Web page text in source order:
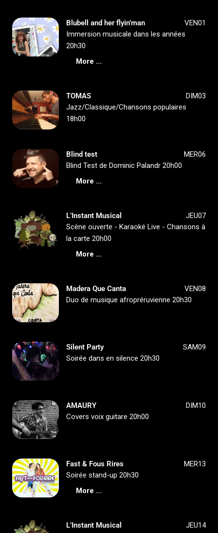
Blubell and her flyin’man
VEN01
Immersion musicale dans les années
20h30
More ...
TOMAS
DIM03
Jazz/Classique/Chansons populaires
18h00
Blind test
MER06
Blind Test de Dominic Palandr 20h00
More ...
L’Instant Musical
JEU07
Scène ouverte - Karaoké Live - Chansons à
la carte 20h00
More ...
Madera Que Canta
VEN08
Duo de musique afropréruvienne 20h30
Silent Party
SAM09
Soirée dans en silence 20h30
AMAURY
DIM10
Covers voix guitare 20h00
Fast & Fous Rires
MER13
Soirée stand-up 20h30
More ...
L’Instant Musical
JEU14